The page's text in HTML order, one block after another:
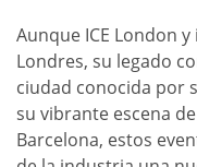
Aunque ICE London
Londres, su legado
ciudad conocida por
su vibrante escena
Barcelona, estos